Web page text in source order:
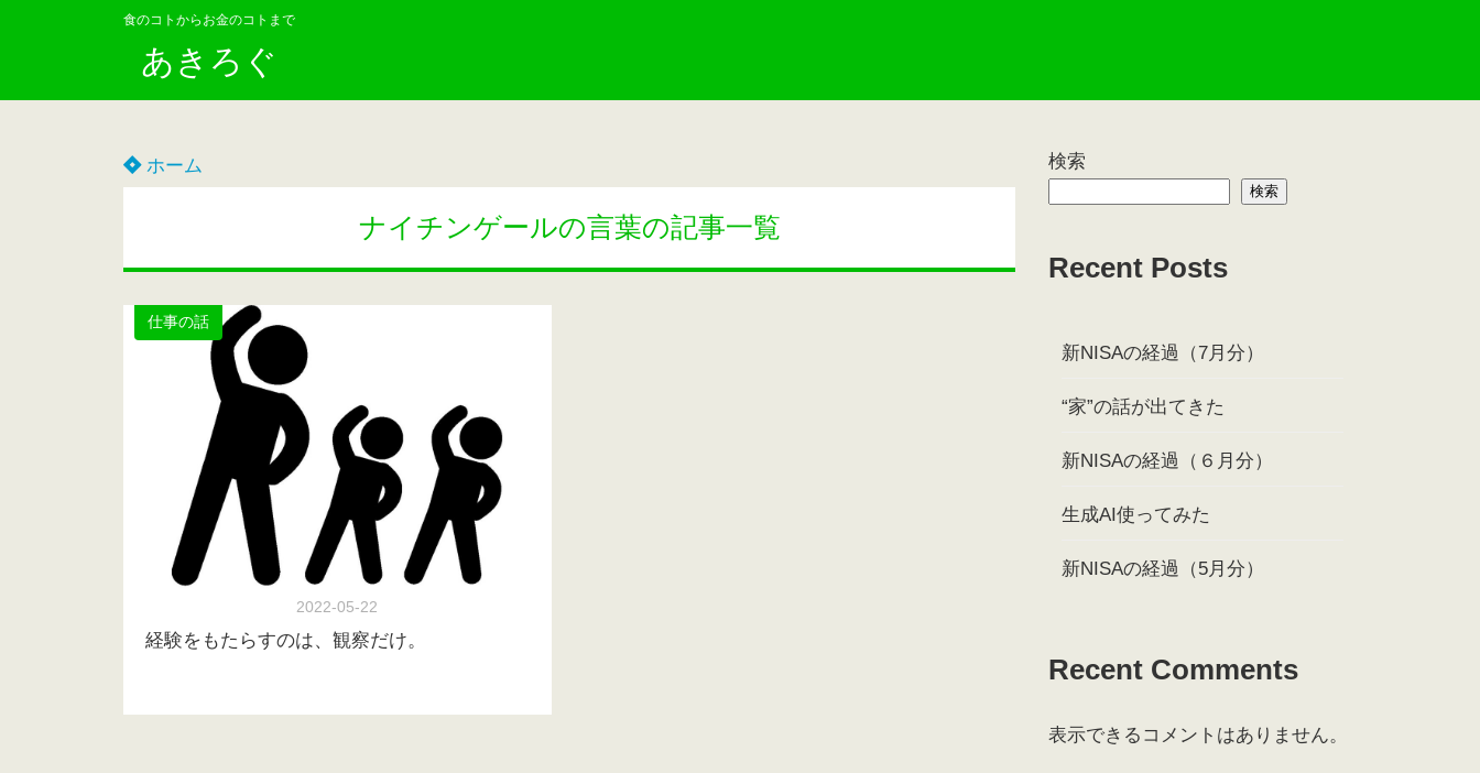
食のコトからお金のコトまで
あきろぐ
ホーム
ナイチンゲールの言葉の記事一覧
仕事の話
2022-05-22
経験をもたらすのは、観察だけ。
検索
検索
Recent Posts
新NISAの経過（7月分）
“家”の話が出てきた
新NISAの経過（６月分）
生成AI使ってみた
新NISAの経過（5月分）
Recent Comments
表示できるコメントはありません。